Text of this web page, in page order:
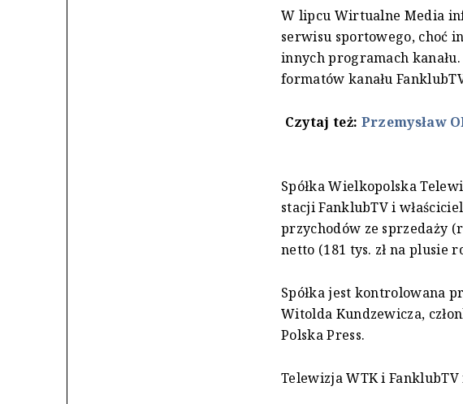
W lipcu Wirtualne Media
serwisu sportowego, choć
innych programach
formatów kanału
Czytaj też: Przemysław
Spółka Wielkopolska
stacji FanklubTV i
przychodów ze sprzedaży
netto (181 tys. zł na plusie
Spółka jest kontrolowana
Witolda Kundzewicza,
Polska Press.
Telewizja WTK i